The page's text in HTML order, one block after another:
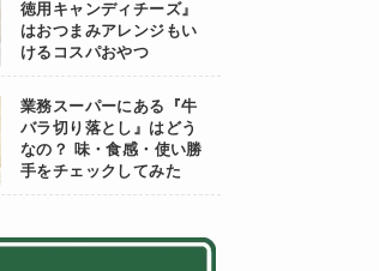
徳用キャンディチーズ』
はおつまみアレンジもい
けるコスパおやつ
業務スーパーにある『牛
バラ切り落とし』はどう
なの？ 味・食感・使い勝
手をチェックしてみた